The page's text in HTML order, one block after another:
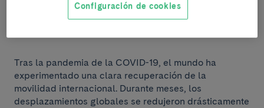
Escuchar artículo
Tras la pandemia de la COVID-19, el mundo ha
experimentado una clara recuperación de la
movilidad internacional. Durante meses, los
desplazamientos globales se redujeron drásticamente
Configuración de cookies